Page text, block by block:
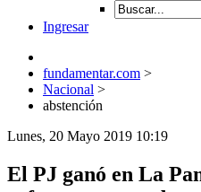
Ingresar
fundamentar.com >
Nacional >
abstención
Lunes, 20 Mayo 2019 10:19
El PJ ganó en La